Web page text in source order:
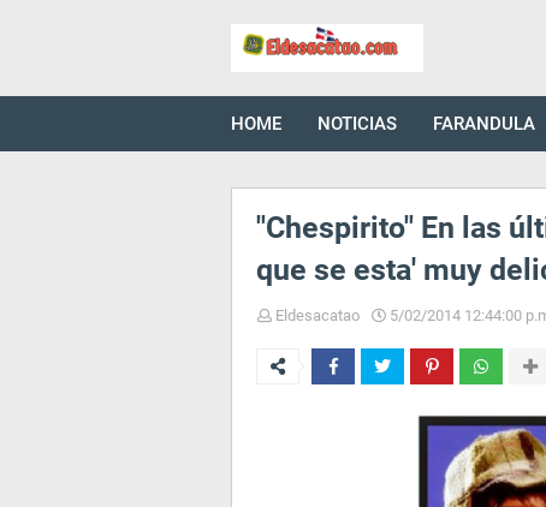
HOME NOTICIAS FARANDULA
"Chespirito" En las
que se esta' muy
Eldesacatao 5/02/2014 12:44:00